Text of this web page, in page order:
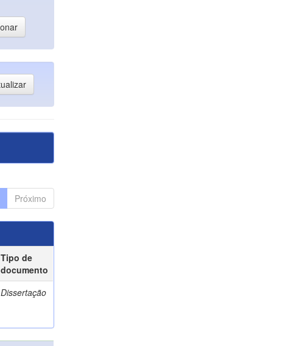
Próximo
Tipo de
documento
Dissertação